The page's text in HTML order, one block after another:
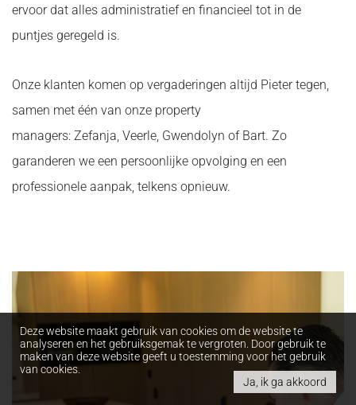
ervoor dat alles administratief en financieel tot in de
puntjes geregeld is.
Onze klanten komen op vergaderingen altijd Pieter tegen,
samen met één van onze property
managers: Zefanja, Veerle, Gwendolyn of Bart. Zo
garanderen we een persoonlijke opvolging en een
professionele aanpak, telkens opnieuw.
Deze website maakt gebruik van cookies om de website te
analyseren en het gebruiksgemak te vergroten. Door gebruik te
maken van deze website geeft u toestemming voor het gebruik
van cookies.
Ja, ik ga akkoord